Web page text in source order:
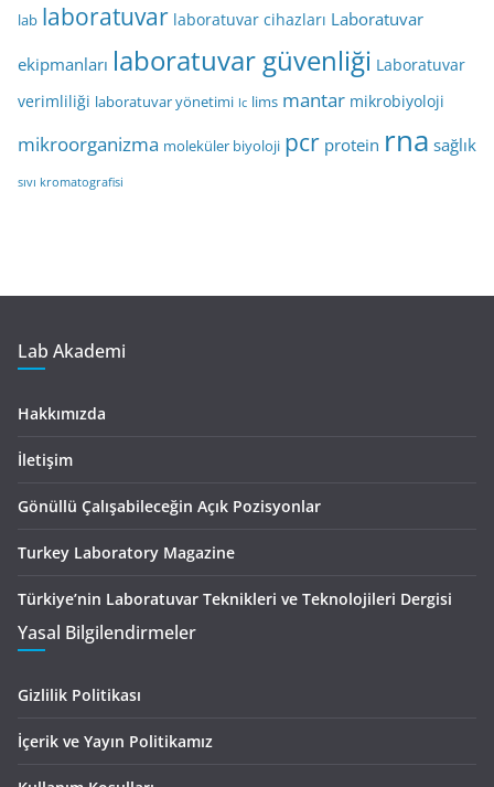
lab laboratuvar laboratuvar cihazları Laboratuvar
ekipmanları laboratuvar güvenliği Laboratuvar
verimliliği laboratuvar yönetimi lc lims mantar mikrobiyoloji
mikroorganizma moleküler biyoloji pcr protein rna sağlık
sıvı kromatografisi
Lab Akademi
Hakkımızda
İletişim
Gönüllü Çalışabileceğin Açık Pozisyonlar
Turkey Laboratory Magazine
Türkiye’nin Laboratuvar Teknikleri ve Teknolojileri Dergisi
Yasal Bilgilendirmeler
Gizlilik Politikası
İçerik ve Yayın Politikamız